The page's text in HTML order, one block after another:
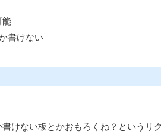
能
書けない
けない板とかおもろくね？というリ